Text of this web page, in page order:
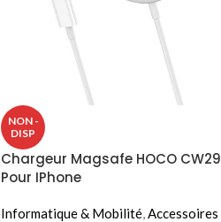
NON -
DISP
Chargeur Magsafe HOCO CW29
Pour IPhone
Informatique & Mobilité Accessoires